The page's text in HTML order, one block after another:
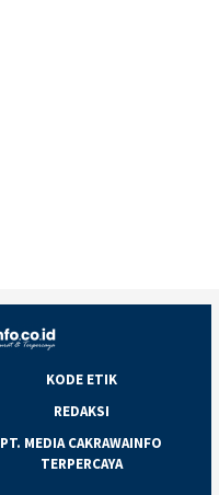
KODE ETIK
REDAKSI
PT. MEDIA CAKRAWAINFO
TERPERCAYA